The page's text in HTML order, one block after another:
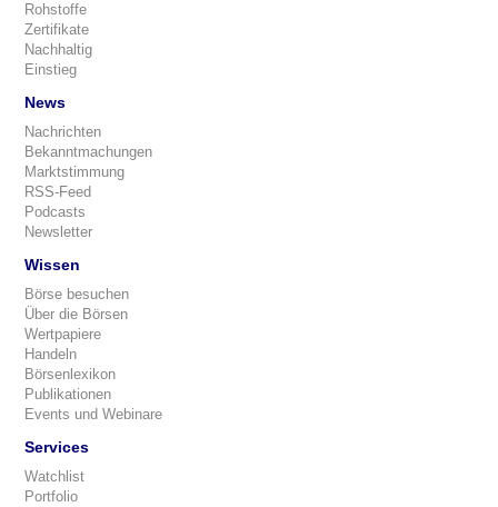
Rohstoffe
Zertifikate
Nachhaltig
Einstieg
News
Nachrichten
Bekanntmachungen
Marktstimmung
RSS-Feed
Podcasts
Newsletter
Wissen
Börse besuchen
Über die Börsen
Wertpapiere
Handeln
Börsenlexikon
Publikationen
Events und Webinare
Services
Watchlist
Portfolio